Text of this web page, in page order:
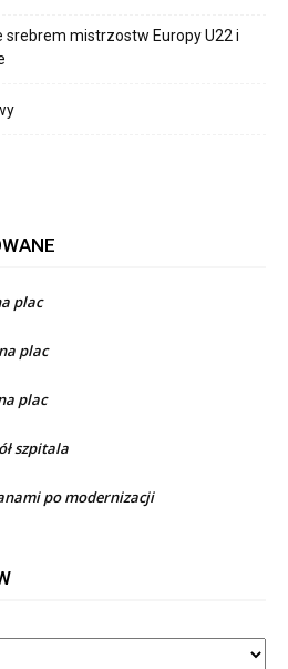
mistrzostw Europy U22 i
plac
plac
plac
szpitala
po modernizacji